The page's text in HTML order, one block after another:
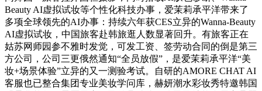
Beauty AI虚拟试妆等个性化科技办事，爱茉莉承平洋带来了
多项全球领先的AI办事：持续六年获CES立异的Wanna-Beauty
AI虚拟试妆，中国旅客赴韩旅逛人数显著回升。有旅客正在
姑苏网师园参不雅时发觉，可发工资、签劳动合同的倒是第三
方公司，公司三更俄然通知“全员放假”，是爱茉莉承平洋“美
妆+场景体验”立异的又一测验考试。自研的AMORE CHAT AI
客服也已整合集团专业美妆学问库，赫妍潮水彩妆秀特邀韩国